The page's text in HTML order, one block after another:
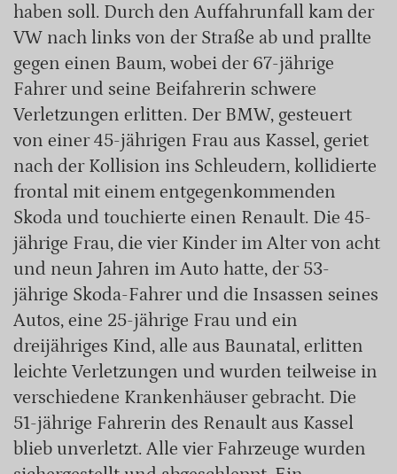
haben soll. Durch den Auffahrunfall kam der
VW nach links von der Straße ab und prallte
gegen einen Baum, wobei der 67-jährige
Fahrer und seine Beifahrerin schwere
Verletzungen erlitten. Der BMW, gesteuert
von einer 45-jährigen Frau aus Kassel, geriet
nach der Kollision ins Schleudern, kollidierte
frontal mit einem entgegenkommenden
Skoda und touchierte einen Renault. Die 45-
jährige Frau, die vier Kinder im Alter von acht
und neun Jahren im Auto hatte, der 53-
jährige Skoda-Fahrer und die Insassen seines
Autos, eine 25-jährige Frau und ein
dreijähriges Kind, alle aus Baunatal, erlitten
leichte Verletzungen und wurden teilweise in
verschiedene Krankenhäuser gebracht. Die
51-jährige Fahrerin des Renault aus Kassel
blieb unverletzt. Alle vier Fahrzeuge wurden